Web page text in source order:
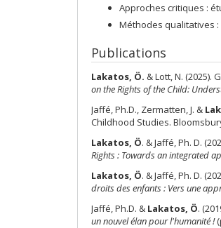
Approches critiques :
Méthodes qualitatives
Publications
Lakatos, Ö. & Lott, N. (2025).
on the Rights of the Child:
Jaffé, Ph.D., Zermatten, J. &
Childhood Studies.
Lakatos, Ö. & Jaffé, Ph. D.
Rights : Towards an integrated
Lakatos, Ö. & Jaffé, Ph. D.
droits des enfants : Vers une
Jaffé, Ph.D. & Lakatos, Ö.
un nouvel élan pour l'humanité !